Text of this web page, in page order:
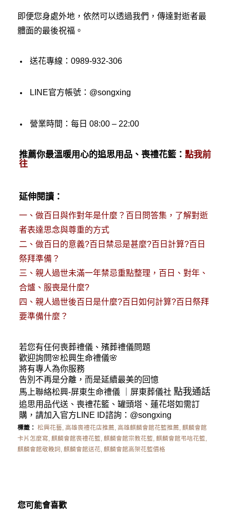
即便您身處外地，依然可以透過我們，傳達對逝者最
體面的最後祝福。
送花專線：0989-932-306
LINE官方帳號：@songxing
營業時間：每日 08:00 – 22:00
推薦你最溫暖用心的追思用品、喪禮花籃： 點我前
往
延伸閱讀：
一、 做百日與作對年是什麼？百日問答集，了解對逝
者表達思念與尊重的方式
二、 做百日的意義?百日禁忌是甚麼?百日計算?百日
祭拜準備？
三、 親人過世未滿一年禁忌重點整理，百日、對年、
合爐、服喪是什麼?
四、 親人過世後百日是什麼?百日如何計算?百日祭拜
要準備什麼？
若您有任何喪葬禮儀、殯葬禮儀問題
歡迎詢問🌸松興生命禮儀🌸
將有專人為你服務
告別不再是分離，而是延續最美的回憶
馬上聯絡松興-屏東生命禮儀｜ 屏東葬儀社 點我通話
追思用品代送、喪禮花籃、罐頭塔、蓮花塔如需訂
購，請加入官方LINE ID諮詢： @songxing
標籤： 松興花藝 高雄喪禮花店推薦 高雄麒麟會館花籃推薦 麒麟會館
卡片怎麼寫 麒麟會館喪禮花籃 麒麟會館宗教花籃 麒麟會館弔唁花籃
麒麟會館敬輓詞 麒麟會館送花 麒麟會館高架花籃價格
您可能會喜歡